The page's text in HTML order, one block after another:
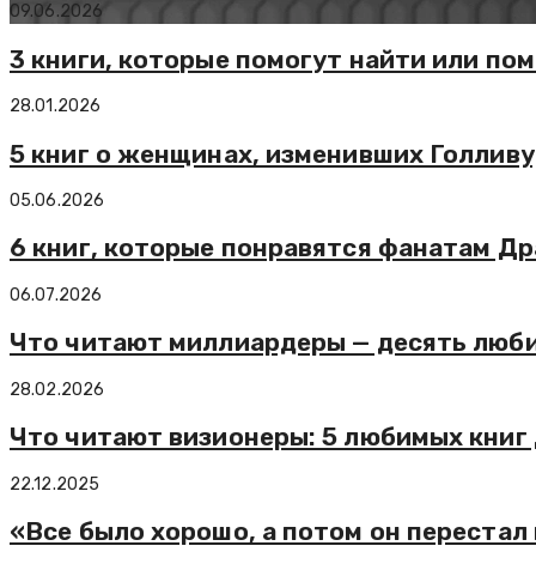
09.06.2026
3 книги, которые помогут найти или
28.01.2026
5 книг о женщинах, изменивших
05.06.2026
6 книг, которые понравятся фанатам
06.07.2026
Что читают миллиардеры — десять
28.02.2026
Что читают визионеры: 5 любимых
22.12.2025
«Все было хорошо, а потом он